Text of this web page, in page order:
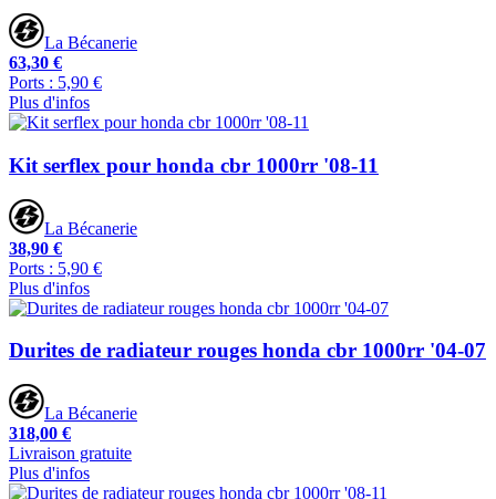
La Bécanerie
63,30 €
Ports : 5,90 €
Plus d'infos
Kit serflex pour honda cbr 1000rr '08-11
La Bécanerie
38,90 €
Ports : 5,90 €
Plus d'infos
Durites de radiateur rouges honda cbr 1000rr '04-07
La Bécanerie
318,00 €
Livraison gratuite
Plus d'infos